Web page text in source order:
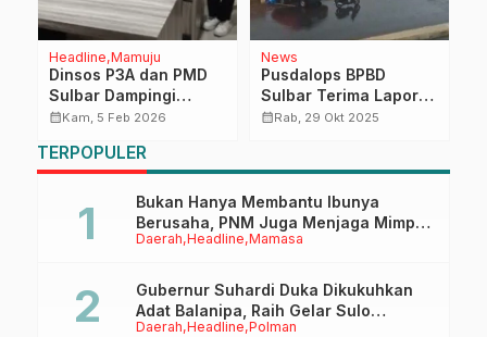
Headline Mamuju
Dinsos P3A dan PMD
Sulbar Dampingi
Pemeriksaan Kasus
Seksual Anak di Polda
Sulbar
calendar_monthKam, 5 Feb 2026
News
Pusdalops BPBD
Sulbar Terima Laporan
Respon Cepat BMKG
di Pesisir Mamuju
calendar_monthRab, 29 Okt 2025
TERPOPULER
Daerah Headline Mamasa
Bukan Hanya Membantu Ibunya
Berusaha, PNM Juga Menjaga Mimpi
Anaknya Untuk Menggapai Cita-Cita
Daerah Headline Polman
Gubernur Suhardi Duka Dikukuhkan
Adat Balanipa, Raih Gelar Sulo
Tappidena